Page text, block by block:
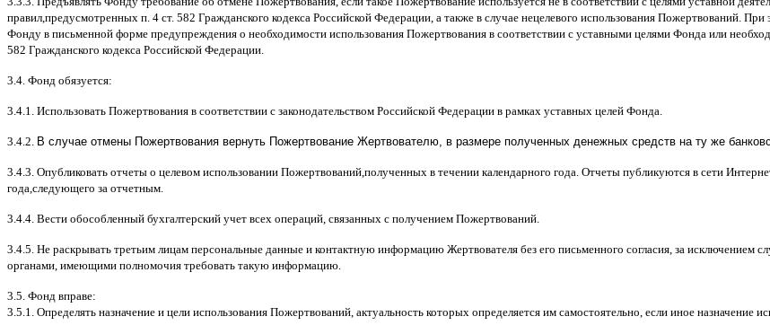
правил предусмотренных п . 4 ст. 582 Гражданского кодекса Российской Федерации а также в случае нецелевого использования Пожертвований При
Фонду в письменной форме предупреждения о необходимости использования Пожертвования в соответствии с уставными целями Фонда или
582 Гражданского кодекса Российской Федерации
3.4. Фонд обязуется:
3.4.1. Использовать Пожертвования в соответствии с законодательством Российской Федерации в рамках уставных целей Фонда
3.4.2. В случае отмены Пожертвования вернуть Пожертвование Жертвователю, в размере полученных денежных средств на ту же
3.4.3. Опубликовать отчеты о целевом использовании Пожертвований полученных в течении календарного года Отчеты публикуются в сети
года следующего за отчетным
3.4.4. Вести обособленный бухгалтерский учет всех операций связанных с получением Пожертвований
3.4.5. Не раскрывать третьим лицам персональные данные и контактную информацию Жертвователя без его письменного согласия за исключением
органами имеющими полномочия требовать такую информацию
3.5. Фонд вправе:
3.5.1. Определять назначение и цели использования Пожертвований актуальность которых определяется им самостоятельно если иное назначение